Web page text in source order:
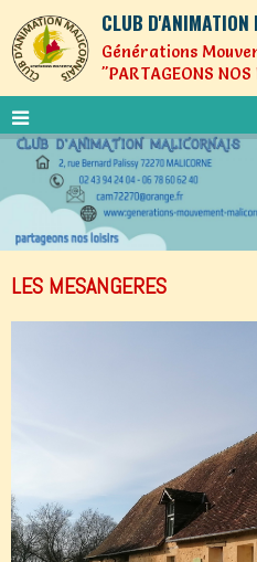
CLUB
Générations
"PARTAGEONS NOS
LES MESANGERES